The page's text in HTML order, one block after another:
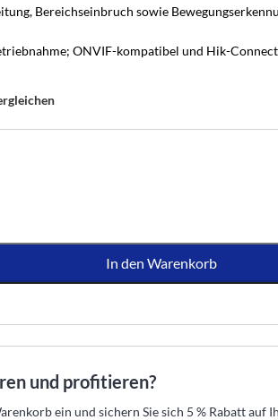
–
Sie es
Zuhause – mit Bild
525 89 88
Alarmanlage passt zu
von Hikvision AX PRO – wir
Hikvision-Partner
aus der Schweiz · 052 525 89 88
Nicht sicher, welche
passt?
Sagen Sie uns, was Sie
★Offizieller Hikvision-Partner
Beratung aus der Schweiz · 052 525
Bereichseinbruch sowie
ONVIF-kompatibel und Hik-
In den Warenkorb
und profitieren?
ein und sichern Sie sich 5 % Rabatt auf